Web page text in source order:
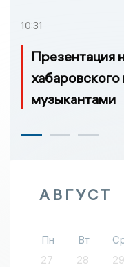
10:31
Презентация
музыкантами
АВГУСТ
Пн Вт
27
28 29